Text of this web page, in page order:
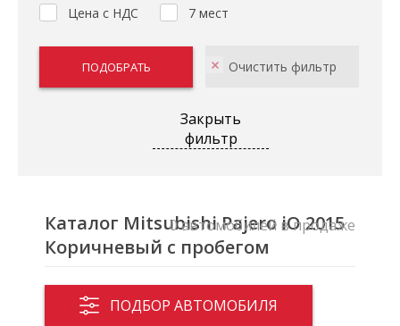
Цена с НДС 7 мест
Закрыть
фильтр
Каталог Mitsubishi Pajero iO 2015
Коричневый с пробегом
ПОДБОР АВТОМОБИЛЯ
0 автомобилей в продаже